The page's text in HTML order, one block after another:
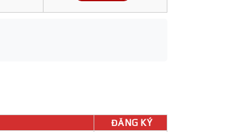
ĐĂNG KÝ